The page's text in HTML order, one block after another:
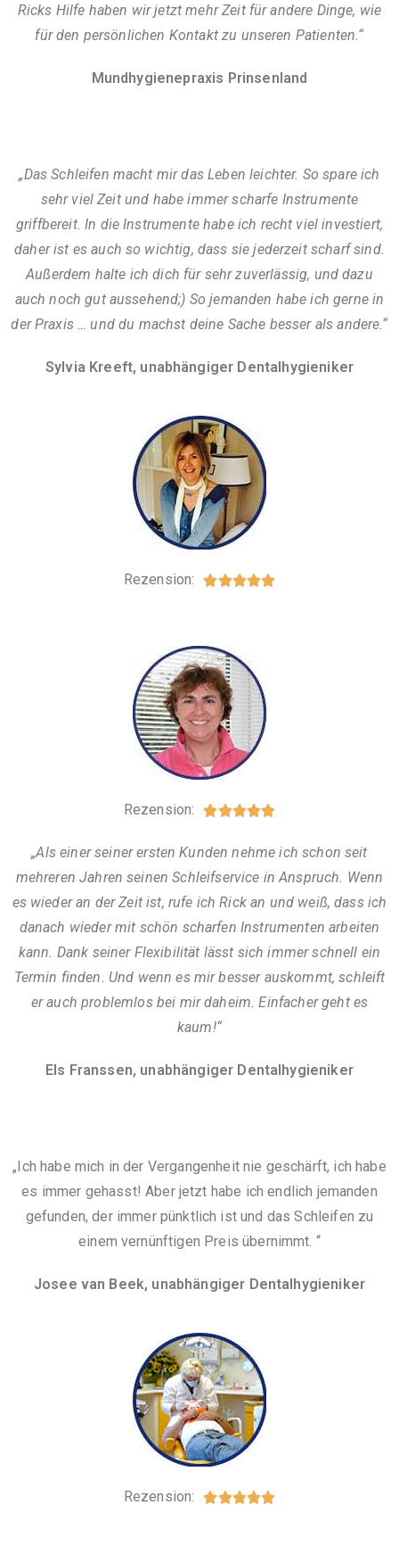
Ricks Hilfe haben wir jetzt mehr Zeit für andere Dinge, wie
für den persönlichen Kontakt zu unseren Patienten.“
Mundhygienepraxis Prinsenland
„Das Schleifen macht mir das Leben leichter. So spare ich
sehr viel Zeit und habe immer scharfe Instrumente
griffbereit. In die Instrumente habe ich recht viel investiert,
daher ist es auch so wichtig, dass sie jederzeit scharf sind.
Außerdem halte ich dich für sehr zuverlässig, und dazu
auch noch gut aussehend;) So jemanden habe ich gerne in
der Praxis … und du machst deine Sache besser als andere.“
Sylvia Kreeft, unabhängiger Dentalhygieniker
Rezension: 
Rezension: 
„Als einer seiner ersten Kunden nehme ich schon seit
mehreren Jahren seinen Schleifservice in Anspruch. Wenn
es wieder an der Zeit ist, rufe ich Rick an und weiß, dass ich
danach wieder mit schön scharfen Instrumenten arbeiten
kann. Dank seiner Flexibilität lässt sich immer schnell ein
Termin finden. Und wenn es mir besser auskommt, schleift
er auch problemlos bei mir daheim. Einfacher geht es
kaum!“
Els Franssen, unabhängiger Dentalhygieniker
„Ich habe mich in der Vergangenheit nie geschärft, ich habe
es immer gehasst! Aber jetzt habe ich endlich jemanden
gefunden, der immer pünktlich ist und das Schleifen zu
einem vernünftigen Preis übernimmt. “
Josee van Beek, unabhängiger Dentalhygieniker
Rezension: 